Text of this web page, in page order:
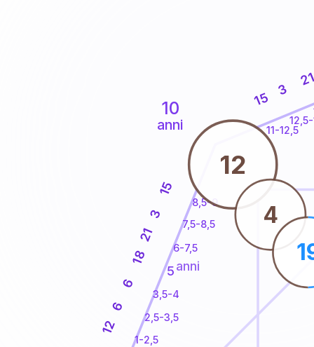
10
anni
1-2,5
2,5-3,5
3,5-4
6-7,5
7,5-8,5
8,5-9
11-12,5
12
6
6
18
21
3
15
15 3
21
12
4
5anni